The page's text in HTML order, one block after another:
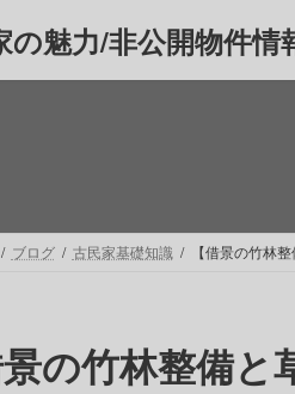
の魅力/非公開物件情
ブログ 古民家基礎知識 【借景の竹林
景の竹林整備と